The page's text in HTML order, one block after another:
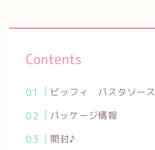
Contents
ビッフィ パスタソース
パッケージ情報
開封♪